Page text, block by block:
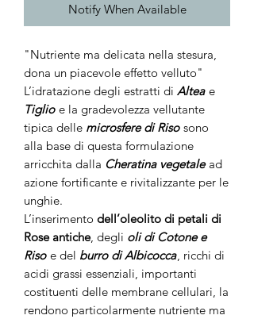
Notify When Available
"Nutriente ma delicata nella stesura,
dona un piacevole effetto velluto"
L’idratazione degli estratti di Altea e
Tiglio e la gradevolezza vellutante
tipica delle microsfere di Riso sono
alla base di questa formulazione
arricchita dalla Cheratina vegetalead
azione fortificante e rivitalizzante per le
unghie.
L’inserimento dell’oleolito di petali di
Rose antiche, degli oli di Cotone e
Riso e del burro di Albicocca , ricchi di
acidi grassi essenziali, importanti
costituenti delle membrane cellulari, la
rendono particolarmente nutriente ma